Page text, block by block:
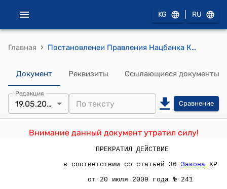
KG RU
Главная › Постановленеи Правления Нацбанка КР от 17 ноября 1998 года № 30/5 "О внесении изменений и дополнений в некоторые нормативные документы НБКР"
Документ Реквизиты Ссылающиеся документы
Редакция
19.05.2005 Сравнение
Внимание данный документ утратил силу!